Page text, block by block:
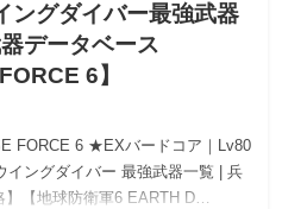
グダイバー最強武器
データベース
6】
FORCE 6 ★EXバードコア｜Lv80
イングダイバー 最強武器一覧 | 兵
】【地球防衛軍6 EARTH D…